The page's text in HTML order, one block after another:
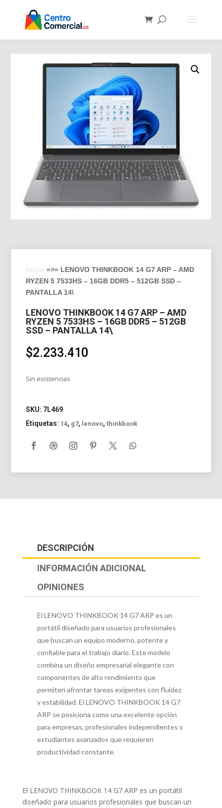
»>» LENOVO THINKBOOK 14 G7 ARP – AMD
RYZEN 5 7533HS – 16GB DDR5 – 512GB SSD –
PANTALLA 14\
LENOVO THINKBOOK 14 G7 ARP – AMD
RYZEN 5 7533HS – 16GB DDR5 – 512GB
SSD – PANTALLA 14\
$2.233.410
Sin existencias
SKU: 7L469
Etiquetas: 14, g7, lenovo,thinkbook
DESCRIPCIÓN
INFORMACIÓN ADICIONAL
OPINIONES
El LENOVO THINKBOOK 14 G7 ARP es un
portátil diseñado para usuarios profesionales
que buscan un equipo moderno, potente y
confiable para el trabajo diario. Este modelo
combina un diseño empresarial elegante con
componentes de alto rendimiento que
permiten afrontar tareas exigentes con fluidez
y estabilidad. El LENOVO THINKBOOK 14 G7
ARP se posiciona como una excelente opción
para empresas, profesionales independientes y
estudiantes avanzados que requieren
productividad constante.
El LENOVO THINKBOOK 14 G7 ARP es un portátil
diseñado para usuarios profesionales que buscan un